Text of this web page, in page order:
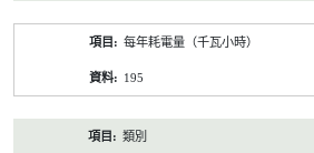
每年耗電量（千瓦小時）
195
類別